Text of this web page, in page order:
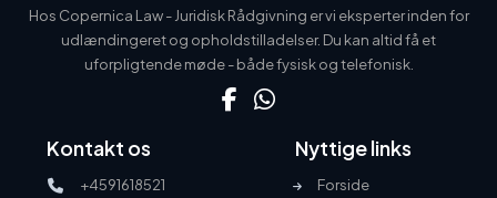
Hos Copernica Law - Juridisk Rådgivning er vi eksperter inden for
udlændingeret og opholdstilladelser. Du kan altid få et
uforpligtende møde - både fysisk og telefonisk.
Nyttige links
Forside
Kontakt os
+4591618521